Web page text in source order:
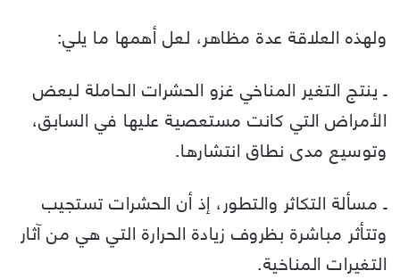
ولهذه العلاقة عدة مظاهر، لعل أهمها ما يلي:
ـ ينتج التغير المناخي غزو الحشرات الحاملة لبعض
الأمراض التي كانت مستعصية عليها في السابق،
وتوسيع مدى نطاق انتشارها.
ـ مسألة التكاثر والتطور، إذ أن الحشرات تستجيب
وتتأثر مباشرة بظروف زيادة الحرارة التي هي من آثار
التغيرات المناخية.